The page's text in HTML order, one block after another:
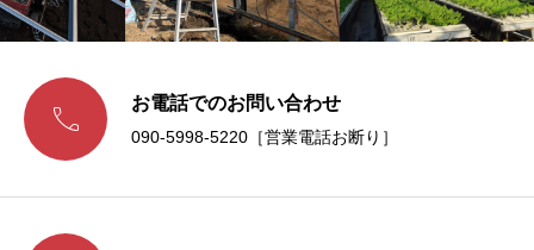
 お電話でのお問い合わせ
090-5998-5220［営業電話お断り］